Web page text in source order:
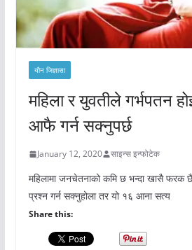
यौन जिज्ञासा
महिला र युवतीले गर्भपतन
आफै गर्न सक्नुपर्छ
January 12, 2020 साइन्स इन्फोटेक
महिलामा जनचेतनाको कमि छ भन्दा खासै फरक
प्रश्न गर्न सक्नुहोला तर यो १६ आना सत्य
Share this: